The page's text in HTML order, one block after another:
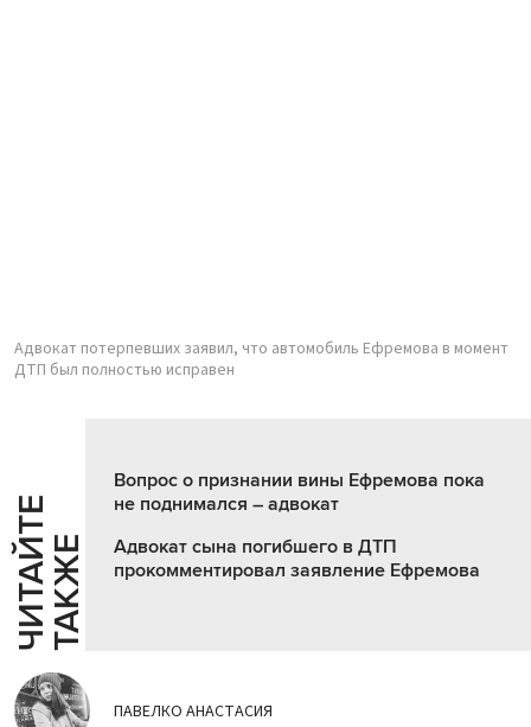
Адвокат потерпевших заявил, что автомобиль Ефремова в момент
ДТП был полностью исправен
Ч
И
Т
АЙ
Т
Е
Т
А
К
ЖЕ
Вопрос о признании вины Ефремова пока
не поднимался – адвокат
Адвокат сына погибшего в ДТП
прокомментировал заявление Ефремова
ПАВЕЛКО АНАСТАСИЯ